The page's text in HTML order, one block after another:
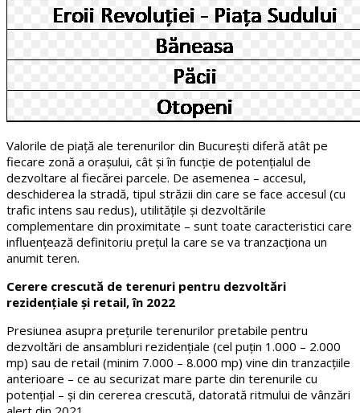
Valorile de piață ale terenurilor din București diferă atât pe
fiecare zonă a orașului, cât și în funcție de potențialul de
dezvoltare al fiecărei parcele. De asemenea – accesul,
deschiderea la stradă, tipul străzii din care se face accesul (cu
trafic intens sau redus), utilitățile și dezvoltările
complementare din proximitate – sunt toate caracteristici care
influențează definitoriu prețul la care se va tranzacționa un
anumit teren.
Cerere crescută de terenuri pentru dezvoltări
rezidențiale și retail, în 2022
Presiunea asupra prețurile terenurilor pretabile pentru
dezvoltări de ansambluri rezidențiale (cel puțin 1.000 – 2.000
mp) sau de retail (minim 7.000 – 8.000 mp) vine din tranzacțiile
anterioare – ce au securizat mare parte din terenurile cu
potențial – și din cererea crescută, datorată ritmului de vânzări